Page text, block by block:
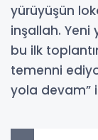
yürüyüşün
inşallah.
bu ilk
temenni
yola devam”